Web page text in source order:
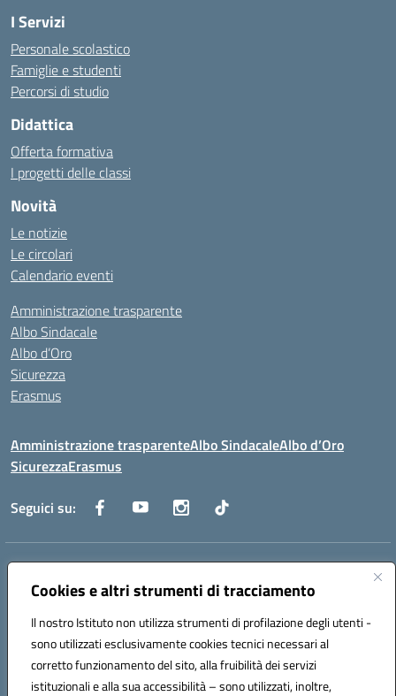
Cookies e altri strumenti di tracciamento
Il nostro Istituto non utilizza strumenti di profilazione degli utenti -
sono utilizzati esclusivamente cookies tecnici necessari al
corretto funzionamento del sito, alla fruibilità dei servizi
istituzionali e alla sua accessibilità – sono utilizzati, inoltre,
I Servizi
Personale scolastico
Famiglie e studenti
Percorsi di studio
Didattica
Offerta formativa
I progetti delle classi
Novità
Le notizie
Le circolari
Calendario eventi
Amministrazione trasparente
Albo Sindacale
Albo d’Oro
Sicurezza
Erasmus
Amministrazione trasparenteAlbo SindacaleAlbo d’Oro
SicurezzaErasmus
Seguici su:
Indirizzo:
Centralino:0885.426034 Email:FGTD02000P@istruzione.it
Codice fiscale: 81002930717
Codice meccanografico:
FGTD02000P
Codice unico di fatturazione (CUF): UFUN7Y